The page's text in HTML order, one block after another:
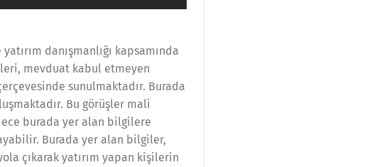
danışmanlığı kapsamında
mevduat kabul etmeyen
sunulmaktadır. Burada
Bu görüşler mali
burada yer alan bilgilere
Burada yer alan bilgiler,
çıkarak yatırım yapan kişilerin